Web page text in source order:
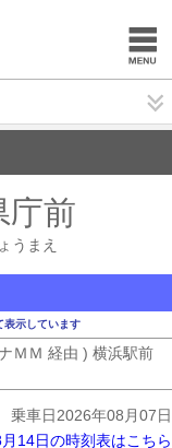
庁前
うまえ
表示しています
ＭＭ 経由 ) 横浜駅前
乗車日2026年08月07日
14日の時刻表はこちら